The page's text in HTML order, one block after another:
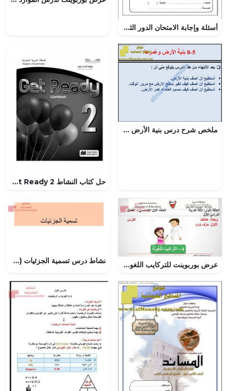
أسئلة وإجابة الامتحان الدور الثاني في محافظة الظاهرة (تربية اسلامية) السادس
ملخص شرح درس بنية الأرض وعمرها مع حل الأنشطة (علوم) السابع
حل كتاب النشاط 2 get Ready الفصل الثاني – المنهاج السعودي
عرض بوربوينت للتركايب اللغوية لحرف الباء نشاط درس تسمية الجزئيات (كيمياء) الثاني الثانوي